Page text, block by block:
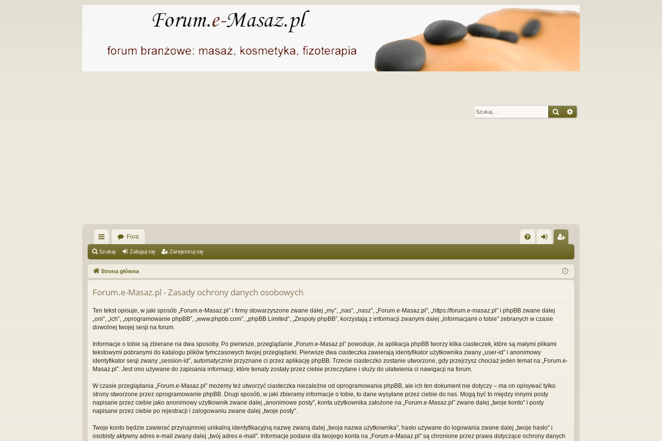
Szukaj
ię
ce
j
…
Fora
Q og
uj
ę
ej
es
Szukaj Zaloguj się Zarejestruj się
Strona główna
Forum.e-Masaz.pl - Zasady ochrony danych osobowych
Ten tekst opisuje, w jaki sposób „Forum.e-Masaz.pl” i firmy stowarzyszone zwane dalej „my”, „nas”, „nasz”, „Forum.e-Masaz.pl”, „https://forum.e-masaz.pl” i phpBB zwane dalej
„oni”, „ich”, „oprogramowanie phpBB”, „www.phpbb.com”, „phpBB Limited”, „Zespoły phpBB”, korzystają z informacji zwanymi dalej „informacjami o tobie” zebranych w czasie
dowolnej twojej sesji na forum.
Informacje o tobie są zbierane na dwa sposoby. Po pierwsze, przeglądanie „Forum.e-Masaz.pl” powoduje, że aplikacja phpBB tworzy kilka ciasteczek, które są małymi plikami
tekstowymi pobranymi do katalogu plików tymczasowych twojej przeglądarki. Pierwsze dwa ciasteczka zawierają identyfikator użytkownika zwany „user-id” i anonimowy
identyfikator sesji zwany „session-id”, automatycznie przyznane ci przez aplikację phpBB. Trzecie ciasteczko zostanie utworzone, gdy przejrzysz chociaż jeden temat na „Forum.e-
Masaz.pl”. Jest ono używane do zapisania informacji, które tematy zostały przez ciebie przeczytane i służy do ułatwienia ci nawigacji na forum.
W czasie przeglądania „Forum.e-Masaz.pl” możemy też utworzyć ciasteczka niezależne od oprogramowania phpBB, ale ich ten dokument nie dotyczy – ma on opisywać tylko
strony stworzone przez oprogramowanie phpBB. Drugi sposób, w jaki zbieramy informacje o tobie, to dane wysyłane przez ciebie do nas. Mogą być to między innymi posty
napisane przez ciebie jako anonimowy użytkownik zwane dalej „anonimowe posty”, konta użytkownika założone na „Forum.e-Masaz.pl” zwane dalej „twoje konto” i posty
napisane przez ciebie po rejestracji i zalogowaniu zwane dalej „twoje posty”.
Twoje konto będzie zawierać przynajmniej unikalną identyfikacyjną nazwę zwaną dalej „twoja nazwa użytkownika”, hasło używane do logowania zwane dalej „twoje hasło” i
osobisty aktywny adres e-mail zwany dalej „twój adres e-mail”. Informacje podane dla twojego konta na „Forum.e-Masaz.pl” są chronione przez prawa dotyczące ochrony danych